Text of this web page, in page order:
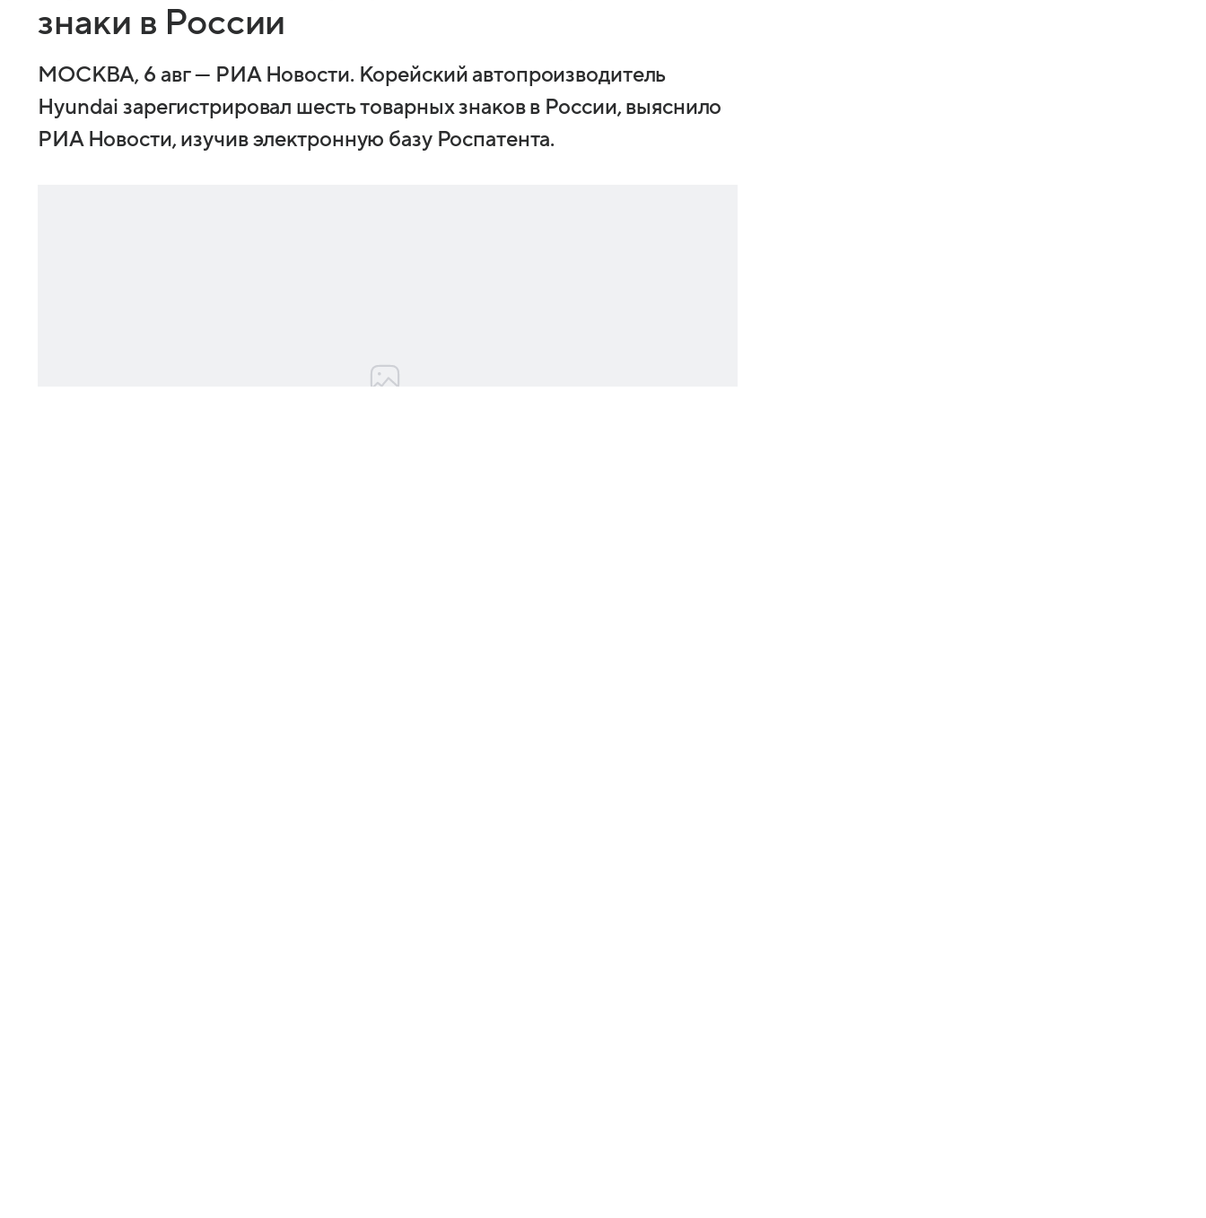
знаки в России
МОСКВА, 6 авг — РИА Новости. Корейский автопроизводитель
Hyundai зарегистрировал шесть товарных знаков в России, выяснило
РИА Новости, изучив электронную базу Роспатента.